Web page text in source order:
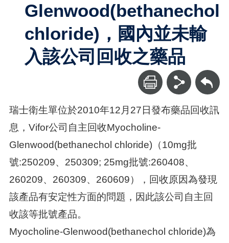
Glenwood(bethanechol
chloride)，國內並未輸
入該公司回收之藥品
回上一頁
瑞士衛生單位於2010年12月27日發布藥品回收訊
息，Vifor公司自主回收Myocholine-
Glenwood(bethanechol chloride)（10mg批
號:250209、250309; 25mg批號:260408、
260209、260309、260609），回收原因為發現
該產品有安定性方面的問題，因此該公司自主回
收該等批號產品。
Myocholine-Glenwood(bethanechol chloride)為